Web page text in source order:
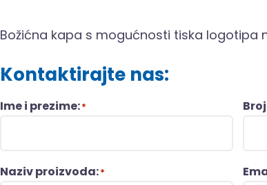
Božićna kapa s mogućnosti tiska logotipa
Kontaktirajte nas:
Ime i prezime:*
Naziv proizvoda:*